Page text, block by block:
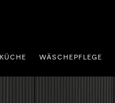
KÜCHE WÄSCHEPFLEGE